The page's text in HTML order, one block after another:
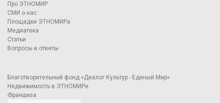
Про ЭТНОМИР
СМИ о нас
Площадки ЭТНОМИРа
Медиатека
Статьи
Вопросы и ответы
Благотворительный фонд «Диалог Культур - Единый Мир»
Недвижимость в ЭТНОМИРе
Франшиза